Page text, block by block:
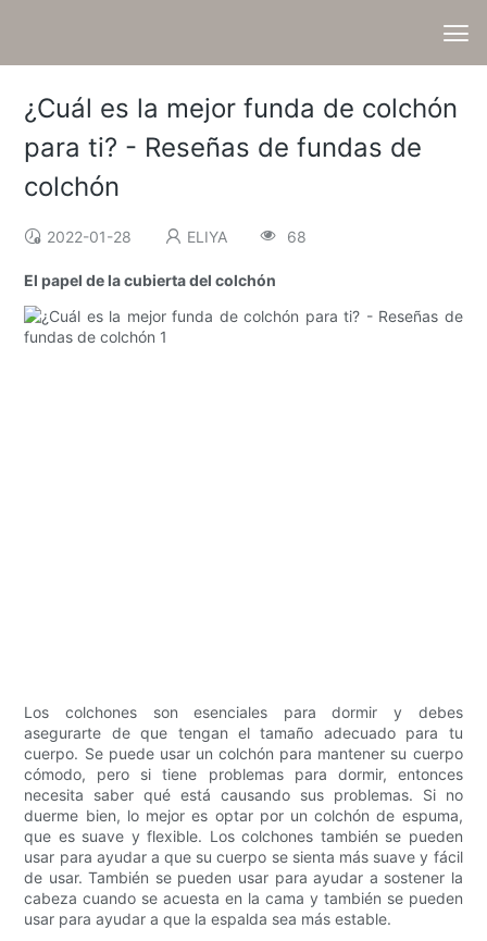
¿Cuál es la mejor funda de colchón
para ti? - Reseñas de fundas de
colchón
2022-01-28 ELIYA 68
El papel de la cubierta del colchón
Los colchones son esenciales para dormir y debes
asegurarte de que tengan el tamaño adecuado para tu
cuerpo. Se puede usar un colchón para mantener su cuerpo
cómodo, pero si tiene problemas para dormir, entonces
necesita saber qué está causando sus problemas. Si no
duerme bien, lo mejor es optar por un colchón de espuma,
que es suave y flexible. Los colchones también se pueden
usar para ayudar a que su cuerpo se sienta más suave y fácil
de usar. También se pueden usar para ayudar a sostener la
cabeza cuando se acuesta en la cama y también se pueden
usar para ayudar a que la espalda sea más estable.